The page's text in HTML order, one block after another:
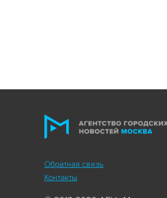
Обратная связь
Контакты